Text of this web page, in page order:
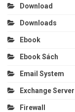
Download
Downloads
Ebook
Ebook Sách
Email System
Exchange Server
Firewall